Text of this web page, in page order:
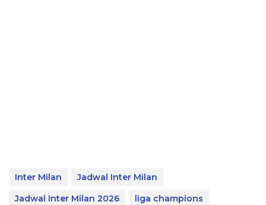
Inter Milan
Jadwal Inter Milan
Jadwal Inter Milan 2026
liga champions